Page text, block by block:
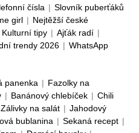
čísla | Slovník puberťáků
girl | Nejtěžší české
Kulturní tipy | Ajťák radí |
trendy 2026 | WhatsApp
panenka | Fazolky na
| Banánový chlebíček | Chili
Zálivky na salát | Jahodový
bublanina | Sekaná recept |